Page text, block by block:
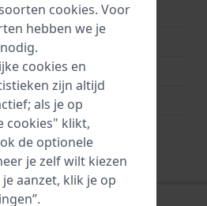
M
Quick release pushpins
Ja
cookies. Voor
hebben we je
cookies en
zijn altijd
als je op
cookies" klikt,
de optionele
je zelf wilt kiezen
aanzet, klik je op